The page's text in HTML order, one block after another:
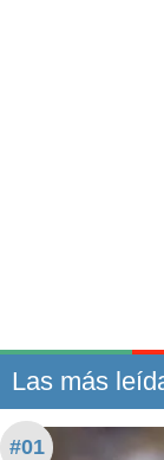
Las más
#01